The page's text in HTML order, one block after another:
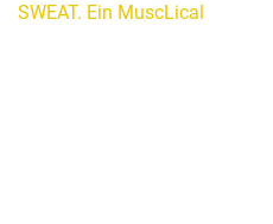
SWEAT. Ein MuscLical